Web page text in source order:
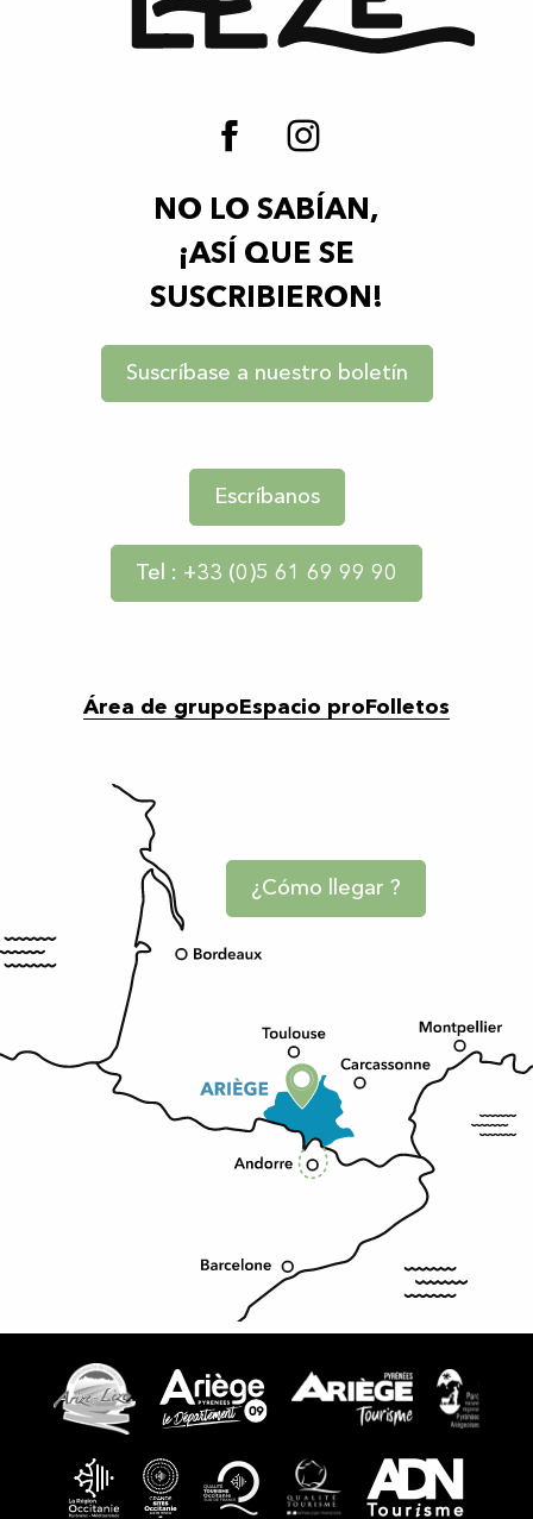
NO LO SABÍAN,
¡ASÍ QUE SE
SUSCRIBIERON!
Suscríbase a nuestro boletín
Escríbanos
Tel : +33 (0)5 61 69 99 90
Área de grupo Espacio pro Folletos
¿Cómo llegar ?